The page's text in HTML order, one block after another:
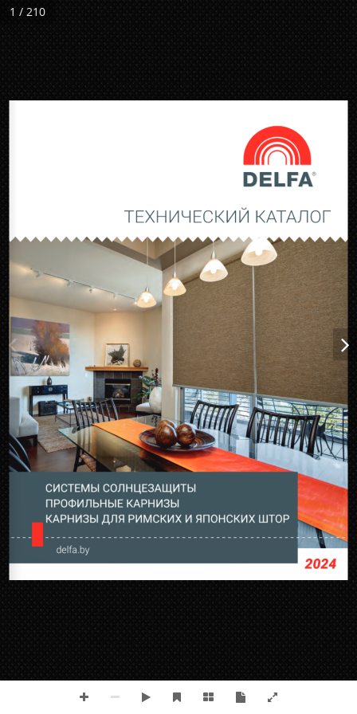
1 / 210